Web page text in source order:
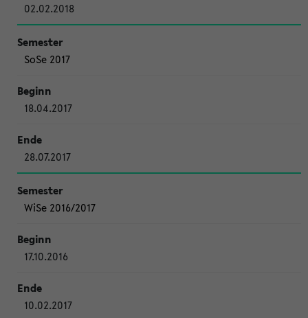
02.02.2018
SoSe 2017
18.04.2017
28.07.2017
WiSe 2016/2017
17.10.2016
10.02.2017